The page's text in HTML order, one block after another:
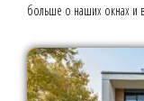
больше о наших окнах и